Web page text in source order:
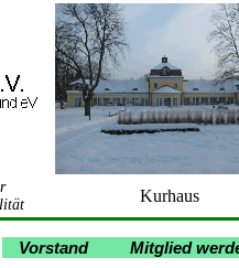
Kurhaus
Vorstand Mitglied